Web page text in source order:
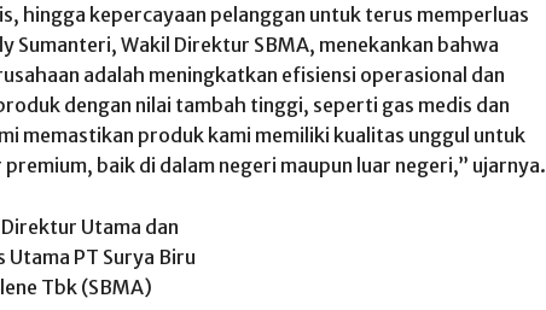
hingga kepercayaan pelanggan untuk terus memperluas
Sumanteri, Wakil Direktur SBMA, menekankan bahwa
adalah meningkatkan efisiensi operasional dan
dengan nilai tambah tinggi, seperti gas medis dan
memastikan produk kami memiliki kualitas unggul untuk
baik di dalam negeri maupun luar negeri,” ujarnya.